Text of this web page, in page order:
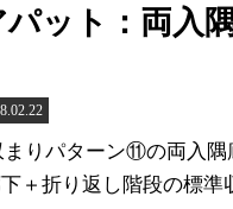
パット：両入
りパターン⑪の両入隅
＋折り返し階段の標準